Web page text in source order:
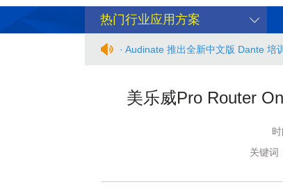
热门行业应用方案
· Audinate 推出全新中文版 Dante 培
· 年度必赴约！9月15-17日，闻信第
美乐威Pro Router
关键词